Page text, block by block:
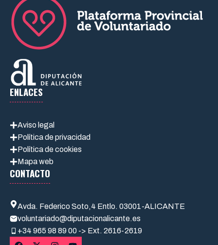
ENLACES
Aviso legal
Política de privacidad
Política de cookies
Mapa web
CONTACTO
Avda. Federico Soto,4 Entlo. 03001-ALICANTE
voluntariado@diputacionalicante.es
+34 965 98 89 00 -> Ext. 2616-2619